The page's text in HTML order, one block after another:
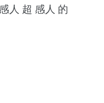
人 超 感人 的